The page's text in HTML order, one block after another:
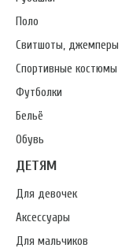
Поло
Свитшоты, джемперы
Спортивные костюмы
Футболки
Бельё
Обувь
ДЕТЯМ
Для девочек
Аксессуары
Для мальчиков